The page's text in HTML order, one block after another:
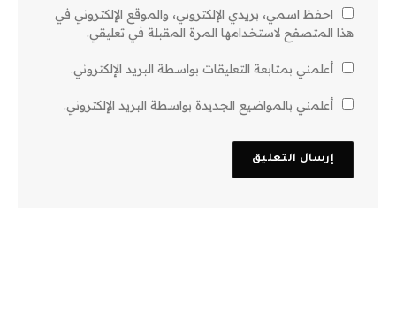
احفظ اسمي، بريدي الإلكتروني، والموقع الإلكتروني في
هذا المتصفح لاستخدامها المرة المقبلة في تعليقي.
أعلمني بمتابعة التعليقات بواسطة البريد الإلكتروني.
أعلمني بالمواضيع الجديدة بواسطة البريد الإلكتروني.